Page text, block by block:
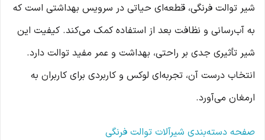
شیر توالت فرنگی، قطعه‌ای حیاتی در سرویس بهداشتی است که
به آب‌رسانی و نظافت بعد از استفاده کمک می‌کند. کیفیت این
شیر تأثیری جدی بر راحتی، بهداشت و عمر مفید توالت دارد.
انتخاب درست آن، تجربه‌ای لوکس و کاربردی برای کاربران به
ارمغان می‌آورد.
صفحه دسته‌بندی شیرآلات توالت فرنگی